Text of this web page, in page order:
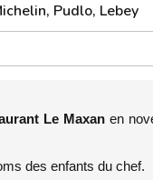
Pudlo, Lebey
Le Maxan en
des enfants du chef.